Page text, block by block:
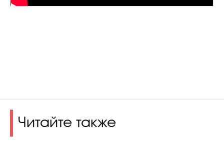
Читайте также